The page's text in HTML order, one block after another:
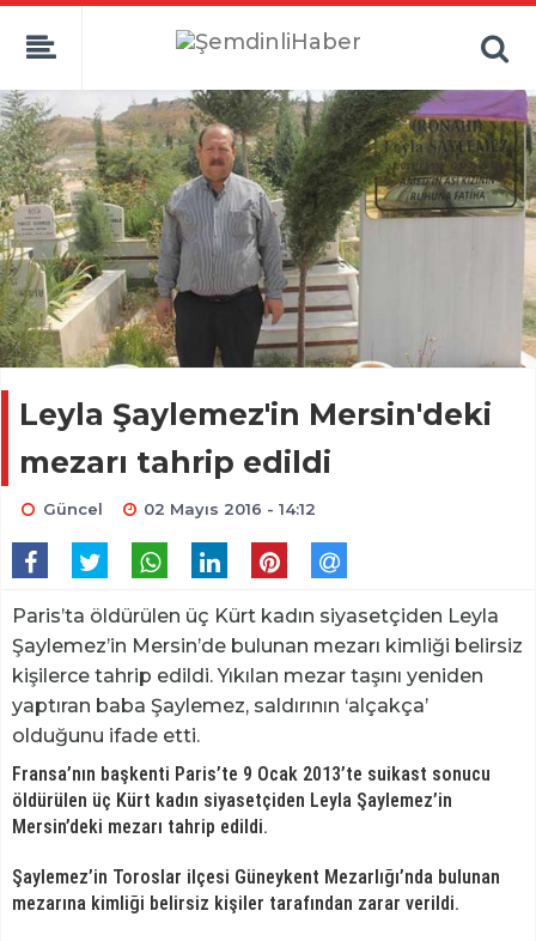
Leyla Şaylemez'in Mersin'deki
mezarı tahrip edildi
Güncel 02 Mayıs 2016 - 14:12
Paris’ta öldürülen üç Kürt kadın siyasetçiden Leyla
Şaylemez’in Mersin’de bulunan mezarı kimliği belirsiz
kişilerce tahrip edildi. Yıkılan mezar taşını yeniden
yaptıran baba Şaylemez, saldırının ‘alçakça’
olduğunu ifade etti.
Fransa’nın başkenti Paris’te 9 Ocak 2013’te suikast sonucu
öldürülen üç Kürt kadın siyasetçiden Leyla Şaylemez’in
Mersin’deki mezarı tahrip edildi.
Şaylemez’in Toroslar ilçesi Güneykent Mezarlığı’nda bulunan
mezarına kimliği belirsiz kişiler tarafından zarar verildi.